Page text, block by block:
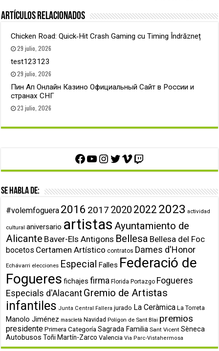
Artículos relacionados
Chicken Road: Quick‑Hit Crash Gaming cu Timing Îndrăzneț
29 julio, 2026
test123123
29 julio, 2026
Пин Ап Онлайн Казино Официальный Сайт в России и
странах СНГ
23 julio, 2026
Facebook
YouTube
Instagram
Twitter
Vimeo
Twitch
Se habla de:
#volemfoguera 2016 2017 2020 2022 2023 actividad
cultural aniversario artistas Ayuntamiento de
Alicante Baver-Els Antigons Bellesa Bellesa del Foc
bocetos Certamen Artístico contratos Dames d'Honor
Echávarri elecciones Especial Falles Federació de
Fogueres fichajes firma Florida Portazgo Fogueres
Especials d'AlacantGremio de Artistas
infantiles Junta Central Fallera jurado La Ceràmica La Torreta
Manolo Jiménez mascletà Navidad Polígon de Sant Blai premios
presidente Primera Categoría Sagrada Familia Sant Vicent Sèneca
Autobusos Toñi Martín-Zarco Valencia Via Parc-Vistahermosa